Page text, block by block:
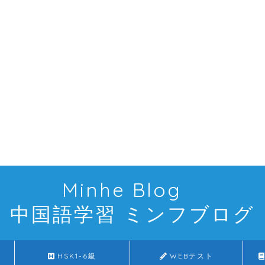
Minhe Blog
中国語学習 ミンフブログ
HSK1-6級 WEBテスト